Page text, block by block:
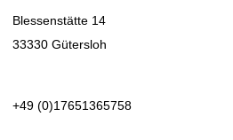
Blessenstätte 14
33330 Gütersloh
+49 (0)17651365758